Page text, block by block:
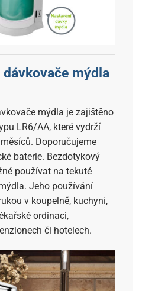
mýdla
mýdla je zajištěno
LR6/AA, které vydrží
Doporučujeme
baterie. Bezdotykový
používat na tekuté
Jeho používání
v koupelně, kuchyni,
ordinaci,
či hotelech.